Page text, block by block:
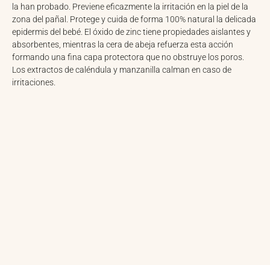
la han probado. Previene eficazmente la irritación en la piel de la
zona del pañal. Protege y cuida de forma 100% natural la delicada
epidermis del bebé. El óxido de zinc tiene propiedades aislantes y
absorbentes, mientras la cera de abeja refuerza esta acción
formando una fina capa protectora que no obstruye los poros.
Los extractos de caléndula y manzanilla calman en caso de
irritaciones.